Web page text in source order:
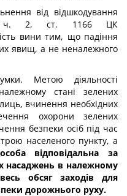
від відшкодування
ч. 2, ст. 1166 ЦК
вини тим, що падіння
явищ, а не неналежного
Метою діяльності
стані зелених
вчинення необхідних
охорони зелених
безпеки осіб під час
населеного пункту, а
відповідальна за
насаджень в належному
обсяг заходів для
дорожнього руху.